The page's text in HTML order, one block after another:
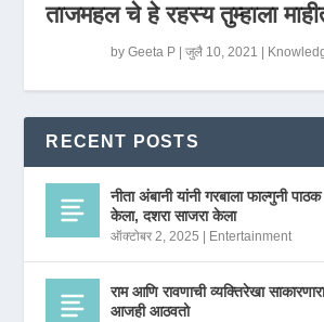
ताजमहल चे हे रहस्य तुम्हाला
byGeeta P |जुलै 10, 2021
RECENT POSTS
नीता अंबानी यांनी गरबाला फाल्गुनी
केला, दशरा साजरा केला
ऑक्टोबर 2, 2025 Entertainment
राम आणि रावणाची व्यक्तिरेखा
आजही आठवतो